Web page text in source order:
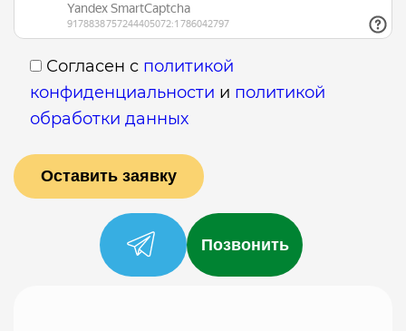
Согласен с политикой
конфиденциальности и политикой
обработки данных
Позвонить